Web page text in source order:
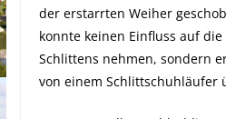
der erstarrten Weiher
konnte keinen Einfluss auf die
Schlittens nehmen, sondern
von einem Schlittschuhläufer